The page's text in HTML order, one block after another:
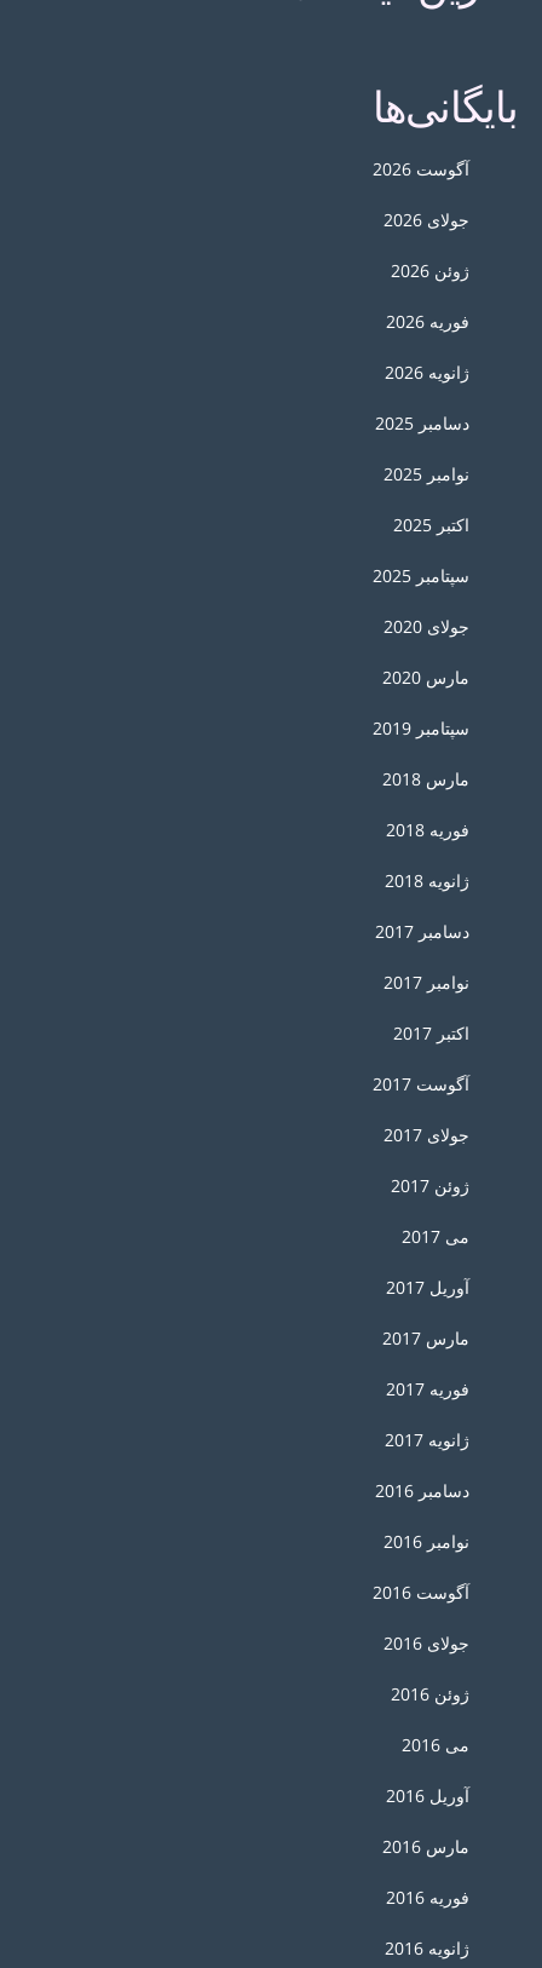
بایگانی‌ها
آگوست 2026
جولای 2026
ژوئن 2026
فوریه 2026
ژانویه 2026
دسامبر 2025
نوامبر 2025
اکتبر 2025
سپتامبر 2025
جولای 2020
مارس 2020
سپتامبر 2019
مارس 2018
فوریه 2018
ژانویه 2018
دسامبر 2017
نوامبر 2017
اکتبر 2017
آگوست 2017
جولای 2017
ژوئن 2017
می 2017
آوریل 2017
مارس 2017
فوریه 2017
ژانویه 2017
دسامبر 2016
نوامبر 2016
آگوست 2016
جولای 2016
ژوئن 2016
می 2016
آوریل 2016
مارس 2016
فوریه 2016
ژانویه 2016